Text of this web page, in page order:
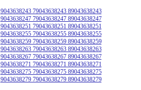
9043638243 79043638243 89043638243
9043638247 79043638247 89043638247
9043638251 79043638251 89043638251
9043638255 79043638255 89043638255
9043638259 79043638259 89043638259
9043638263 79043638263 89043638263
9043638267 79043638267 89043638267
9043638271 79043638271 89043638271
9043638275 79043638275 89043638275
9043638279 79043638279 89043638279